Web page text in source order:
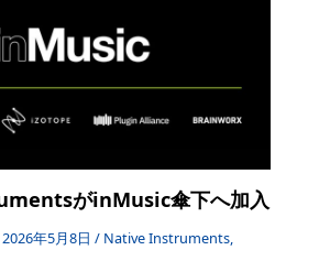
がinMusic傘下へ加入
2026年5月8日/ Native Instruments,